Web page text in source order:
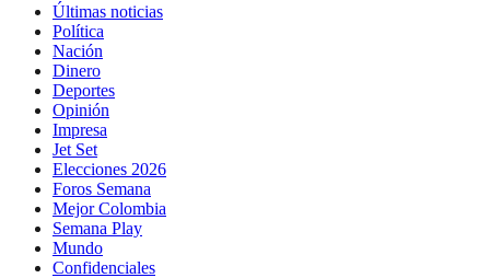
Últimas noticias
Política
Nación
Dinero
Deportes
Opinión
Impresa
Jet Set
Elecciones 2026
Foros Semana
Mejor Colombia
Semana Play
Mundo
Confidenciales